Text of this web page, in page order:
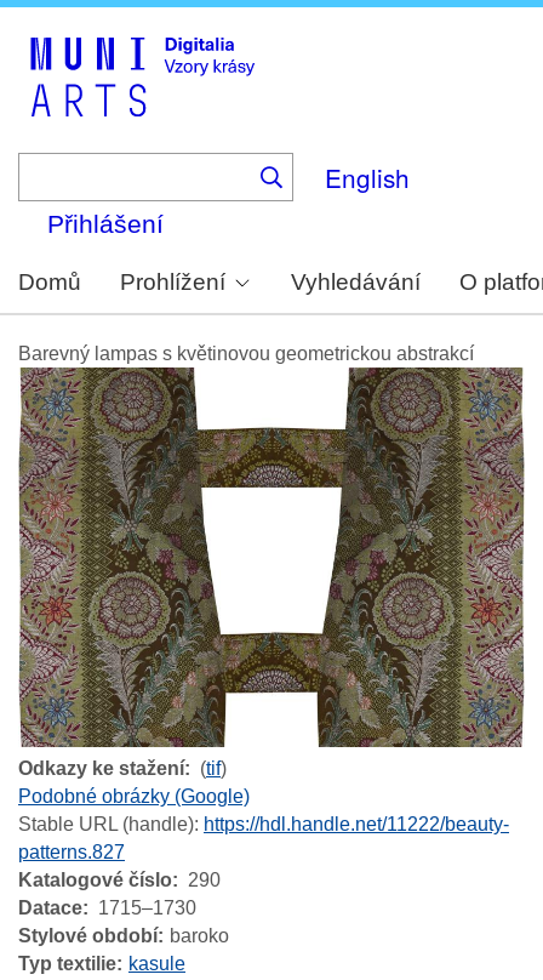
English
Přihlášení
Domů Prohlížení Vyhledávání O
Barevný lampas s květinovou geometrickou abstrakcí
Odkazy ke stažení (tif)
Podobné obrázky (Google)
Stable URL (handle): https://hdl.handle.net/11222/beauty-
patterns.827
Katalogové číslo
290
Datace
1715–1730
Stylové období
baroko
Typ textilie
kasule